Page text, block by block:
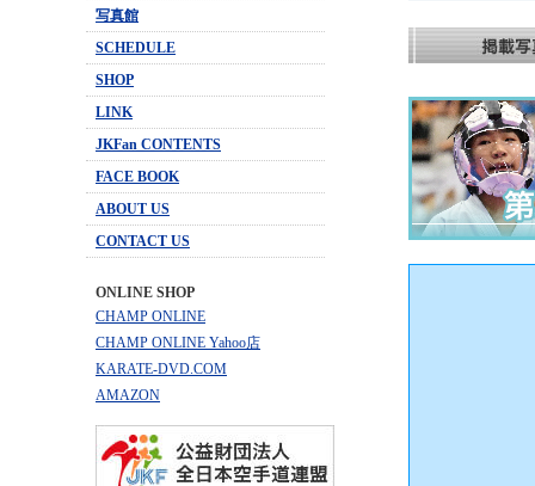
写真館
SCHEDULE
SHOP
LINK
JKFan CONTENTS
FACE BOOK
ABOUT US
CONTACT US
ONLINE SHOP
CHAMP ONLINE
CHAMP ONLINE Yahoo店
KARATE-DVD.COM
AMAZON